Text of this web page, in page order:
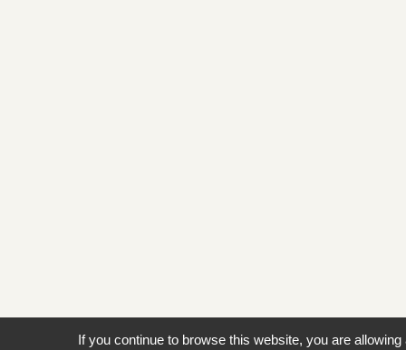
If you continue to browse this website, you are